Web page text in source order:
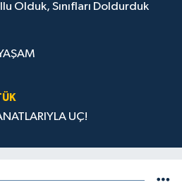
Olduk, Sınıfları Doldurduk
UÇ!